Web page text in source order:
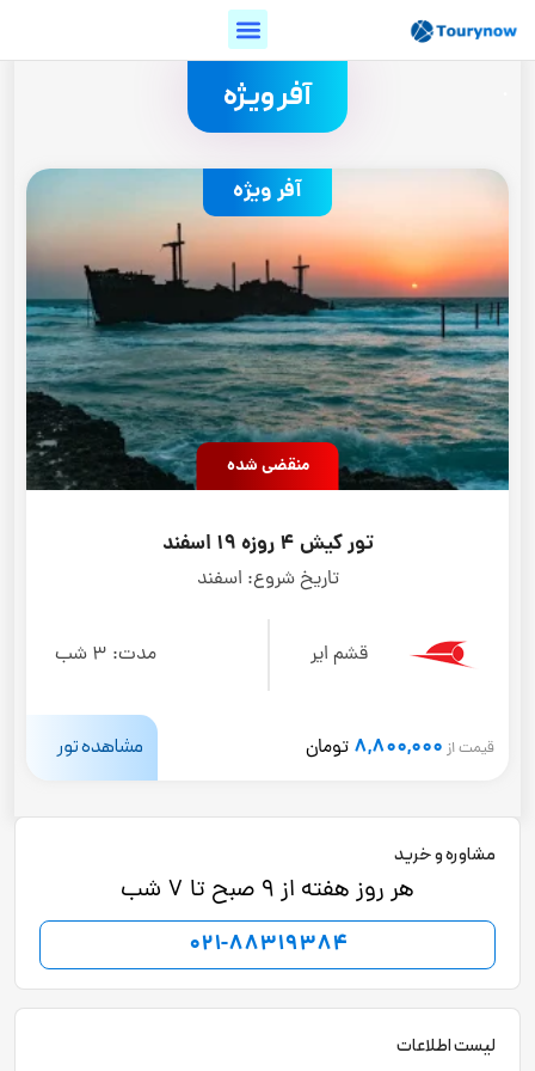
آفر ویژه
آفر ویژه
منقضی شده
تور کیش 4 روزه 19 اسفند
تاریخ شروع: اسفند
قشم ایر مدت: 3 شب
قیمت از 8,800,000 تومان مشاهده تور
مشاوره و خرید
هر روز هفته از 9 صبح تا 7 شب
021-88319384
لیست اطلاعات